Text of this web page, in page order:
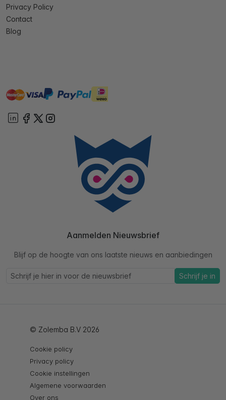
Privacy Policy
Contact
Blog
mastervisa paypal ideal
Aanmelden Nieuwsbrief
Blijf op de hoogte van ons laatste nieuws en aanbiedingen
Schrijf je in
© Zolemba B.V 2026
Cookie policy
Privacy policy
Cookie instellingen
Algemene voorwaarden
Over ons